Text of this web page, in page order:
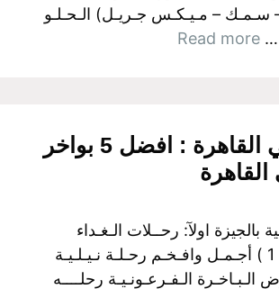
سـمـك – مـيـكـس جـريـل) الـحـلـو
…
Read more
السياحة في القاهرة : افضل 5 بواخر
بالجيزة اولآ: رحــلات الـغـداء
الـعـرض رقم ( 1 ) أجـمـل وافـخـم رحـلـة نـيـلـيـة
الـفـرعـونـيـة رحلــــه